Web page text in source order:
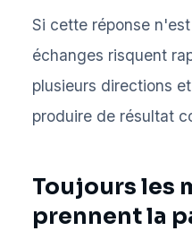
Si cette réponse
échanges risquent
plusieurs directions
produire de résultat
Toujours les
prennent la